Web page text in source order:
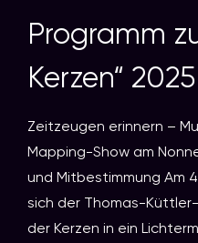
Programm
Kerzen“ 2025
Zeitzeugen erinnern –
Mapping-Show am
und Mitbestimmung Am
sich der Thomas-
der Kerzen in ein